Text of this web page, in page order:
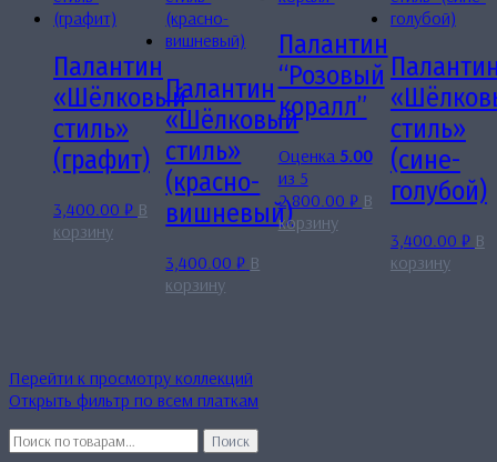
Палантин
«Шёлковый
стиль»
(графит)
3,400.00 ₽ В
корзину
Палантин
«Шёлковый
стиль»
(красно-
вишневый)
3,400.00₽ В
корзину
Палантин
“Розовый
коралл”
Оценка 5.00
из 5
2,800.00 ₽ В
корзину
стиль»
(сине-
голубой)
3,400.00 ₽ В
корзину
Перейти к просмотру коллекций
Открыть фильтр по всем платкам
Искать:
Поиск